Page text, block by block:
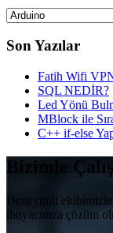
Kategoriler
Son Yazılar
Fatih Wifi
SQL NEDİR?
Led Yönü
MBlock ile
C++ if-else
Bizimle
Deneyimli
ihtiyacınıza çözüm